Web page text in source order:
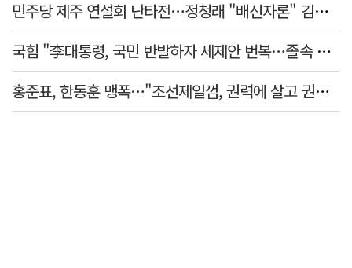
민주당 제주 연설회 난타전…정청래 "배신자론" 김민석 "관리 무능"
국힘 "李대통령, 국민 반발하자 세제안 번복…졸속 국정 즉각 중단"
홍준표, 한동훈 맹폭…"조선제일껌, 권력에 살고 권력에 죽었다"